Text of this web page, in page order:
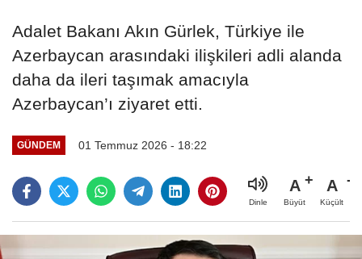
Adalet Bakanı Akın Gürlek, Türkiye ile
Azerbaycan arasındaki ilişkileri adli alanda
daha da ileri taşımak amacıyla
Azerbaycan’ı ziyaret etti.
GÜNDEM 01 Temmuz 2026 - 18:22
Dinle
A
Büyüt
A
Küçült